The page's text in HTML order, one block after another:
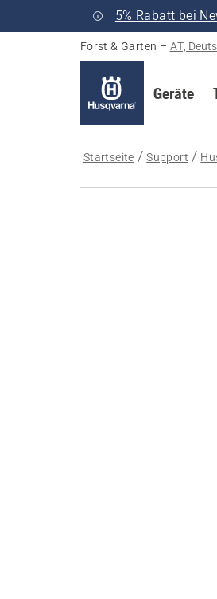
5% Rabatt bei
Forst & Garten – AT,
Geräte
Startseite Support